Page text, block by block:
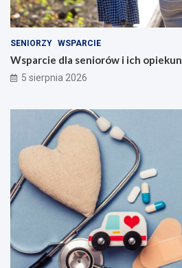
SENIORZY WSPARCIE
Wsparcie dla seniorów i ich
5 sierpnia 2026